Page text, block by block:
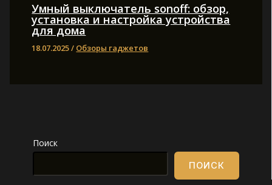
Умный выключатель sonoff: обзор,
установка и настройка устройства
для дома
18.07.2025/ Обзоры гаджетов
Поиск
ПОИСК